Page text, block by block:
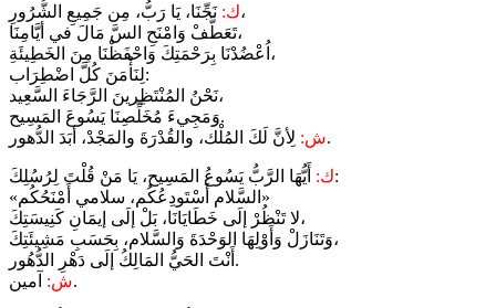
ك:نَجِّنَا، يَا رَبُّ، مِن جَمِيعِ الشُّرُورِ،
تَعَطَّفْ وَامْنَحِ السَّ مَالَ في أيَّامِنَا،
اُعْضُدْنَا بِرَحْمَتِكَ وَاحْفَظْنَا مِنَ الخَطِيئَةِ،
لِنَأْمَنَ كُلَّ اضْطِرَاب:
نَحْنُ المُنْتَظِرينَ الرَّجَاءَ السَّعِيد،
وَمَجِيءَ مُخَلِّصِنَا يَسُوعَ المَسِيح.
ش:لِأنَّ لَكَ المُلْك، والقُدْرَةَ والمَجْدْ، أبَدَ الدُّهور.
ك:أَيُّهَا الرَّبُّ يَسُوعُ المَسِيح، يَا مَنْ قُلْتَ لِرُسُلِكَ:
«السَّلام أَسْتَودِعُكُم، سلامي أَمْنَحُكُم»
لا تَنْظُرْ إلَى خَطَايَانَا، بَلْ إلَى إيمَانِ كَنِيسَتِكَ،
وَتَنَازَلْ وَأَوْلِهَا الوَحْدَةَ وَالسَّلام، بِحَسَبِ مَشِيئَتِكَ،
أَنْتَ الحَيُّ المَالِكُ إلَى دَهْرِ الدُّهُور.
ش:آمين.